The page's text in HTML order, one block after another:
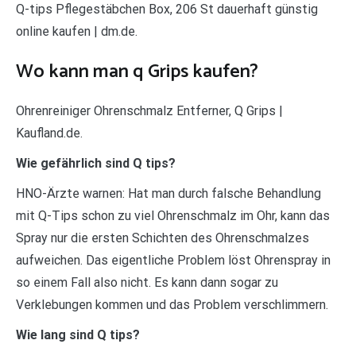
Q-tips Pflegestäbchen Box, 206 St dauerhaft günstig
online kaufen | dm.de.
Wo kann man q Grips kaufen?
Ohrenreiniger Ohrenschmalz Entferner, Q Grips |
Kaufland.de.
Wie gefährlich sind Q tips?
HNO-Ärzte warnen: Hat man durch falsche Behandlung
mit Q-Tips schon zu viel Ohrenschmalz im Ohr, kann das
Spray nur die ersten Schichten des Ohrenschmalzes
aufweichen. Das eigentliche Problem löst Ohrenspray in
so einem Fall also nicht. Es kann dann sogar zu
Verklebungen kommen und das Problem verschlimmern.
Wie lang sind Q tips?